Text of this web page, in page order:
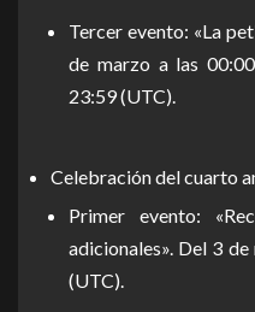
Tercer evento: «La
de marzo a las
23:59 (UTC).
Celebración del cuarto
Primer evento:
adicionales». Del 3
(UTC).